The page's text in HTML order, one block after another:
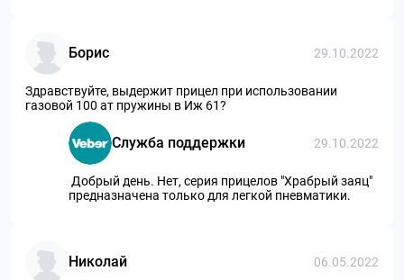
Борис 29.10.2022
Здравствуйте, выдержит прицел при использовании
газовой 100 ат пружины в Иж 61?
Служба поддержки 29.10.2022
Добрый день. Нет, серия прицелов "Храбрый заяц"
предназначена только для легкой пневматики.
Николай 06.05.2022